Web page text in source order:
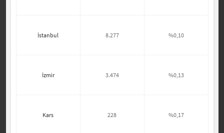
İstanbul 8.277 %0,10
İzmir 3.474 %0,13
Kars 228 %0,17